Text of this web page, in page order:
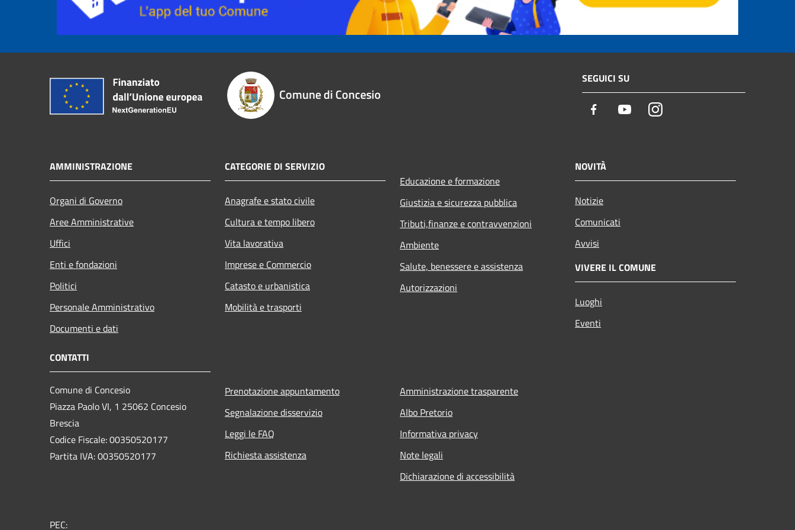
Comune di Concesio
SEGUICI SU
Facebook YoutubeInstagram
AMMINISTRAZIONE
Organi di Governo
Aree Amministrative
Uffici
Enti e fondazioni
Politici
Personale Amministrativo
Documenti e dati
CATEGORIE DI SERVIZIO
Anagrafe e stato civile
Cultura e tempo libero
Vita lavorativa
Imprese e Commercio
Catasto e urbanistica
Mobilità e trasporti
Educazione e formazione
Giustizia e sicurezza pubblica
Tributi,finanze e contravvenzioni
Ambiente
Salute, benessere e assistenza
Autorizzazioni
NOVITÀ
Notizie
Comunicati
Avvisi
VIVERE IL COMUNE
Luoghi
Eventi
CONTATTI
Comune di Concesio
Piazza Paolo VI, 1 25062 Concesio
Brescia
Codice Fiscale: 00350520177
Partita IVA: 00350520177
PEC:
Prenotazione appuntamento
Segnalazione disservizio
Leggi le FAQ
Richiesta assistenza
Amministrazione trasparente
Albo Pretorio
Informativa privacy
Note legali
Dichiarazione di accessibilità